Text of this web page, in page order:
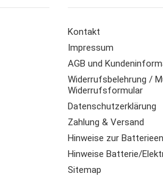
Kontakt
Impressum
AGB und
Widerrufsbelehrung /
Widerrufsformular
Datenschutzerklärung
Zahlung & Versand
Hinweise zur
Hinweise Batterie/
Sitemap